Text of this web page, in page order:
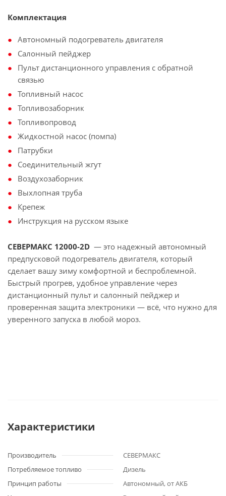
Комплектация
Автономный подогреватель двигателя
Салонный пейджер
Пульт дистанционного управления с обратной
связью
Топливный насос
Топливозаборник
Топливопровод
Жидкостной насос (помпа)
Патрубки
Соединительный жгут
Воздухозаборник
Выхлопная труба
Крепеж
Инструкция на русском языке
СЕВЕРМАКС 12000-2D — это надежный автономный
предпусковой подогреватель двигателя, который
сделает вашу зиму комфортной и беспроблемной.
Быстрый прогрев, удобное управление через
дистанционный пульт и салонный пейджер и
проверенная защита электроники — всё, что нужно для
уверенного запуска в любой мороз.
Характеристики
Производитель
СЕВЕРМАКС
Потребляемое топливо
Дизель
Принцип работы
Автономный, от АКБ